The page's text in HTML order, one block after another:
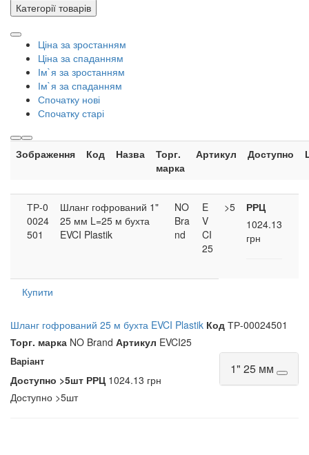
Категорії товарів
Ціна за зростанням
Ціна за спаданням
Ім`я за зростанням
Ім`я за спаданням
Спочатку нові
Спочатку старі
Зображення Код Назва
Торг.
марка
Артикул Доступно
ТР-0
0024
501
Шланг гофрований 1"
25 мм L=25 м бухта
EVCI Plastik
NO
Bra
nd
E
V
CI
25
>5
РРЦ
1024.13
грн
Купити
Шланг гофрований 25 м бухта EVCI Plastik Код ТР-00024501
Торг. марка NO Brand Артикул EVCI25
Варіант 1" 25 мм
Доступно >5шт РРЦ1024.13 грн
Доступно >5шт